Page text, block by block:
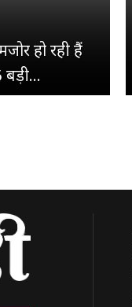
हो रही हैं
बड़ी...